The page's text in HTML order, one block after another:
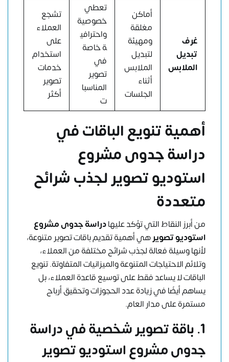
غرف
تبديل
الملابس
أماكن
مغلقة
ومهيئة
لتبديل
الملابس
أثناء
الجلسات
تعطي
خصوصية
واحترافي
ة خاصة
في
تصوير
المناسبا
ت
تشجع
العملاء
على
استخدام
خدمات
تصوير
أكثر
أهمية تنويع الباقات في
دراسة جدوى مشروع
استوديو تصوير لجذب شرائح
متعددة
من أبرز النقاط التي تؤكد عليهادراسة جدوى مشروع
استوديو تصويرهي أهمية تقديم باقات تصوير متنوعة،
لأنها وسيلة فعالة لجذب شرائح مختلفة من العملاء،
وتلائم الاحتياجات المتنوعة والميزانيات المتفاوتة. تنويع
الباقات لا يساعد فقط على توسيع قاعدة العملاء، بل
يساهم أيضًا في زيادة عدد الحجوزات وتحقيق أرباح
مستمرة على مدار العام.
1. باقة تصوير شخصية في دراسة
جدوى مشروع استوديو تصوير